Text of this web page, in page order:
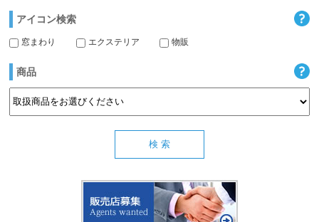
アイコン検索
窓まわり エクステリア 物販
商品